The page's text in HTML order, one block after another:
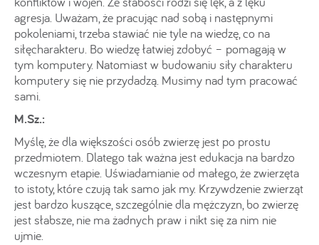
agresja. Uważam, że pracując nad sobą i następnymi
pokoleniami, trzeba stawiać nie tyle na wiedzę, co na
siłęcharakteru. Bo wiedzę łatwiej zdobyć – pomagają w
tym komputery. Natomiast w budowaniu siły charakteru
komputery się nie przydadzą. Musimy nad tym pracować
sami.
M.Sz.:
Myślę, że dla większości osób zwierzę jest po prostu
przedmiotem. Dlatego tak ważna jest edukacja na bardzo
wczesnym etapie. Uświadamianie od małego, że zwierzęta
to istoty, które czują tak samo jak my. Krzywdzenie zwierząt
jest bardzo kuszące, szczególnie dla mężczyzn, bo zwierzę
jest słabsze, nie ma żadnych praw i nikt się za nim nie
ujmie.